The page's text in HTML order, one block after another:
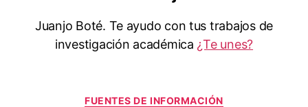
Juanjo Boté. Te ayudo con tus trabajos de
investigación académica ¿Te unes?
Categorías
FUENTES DE INFORMACIÓN